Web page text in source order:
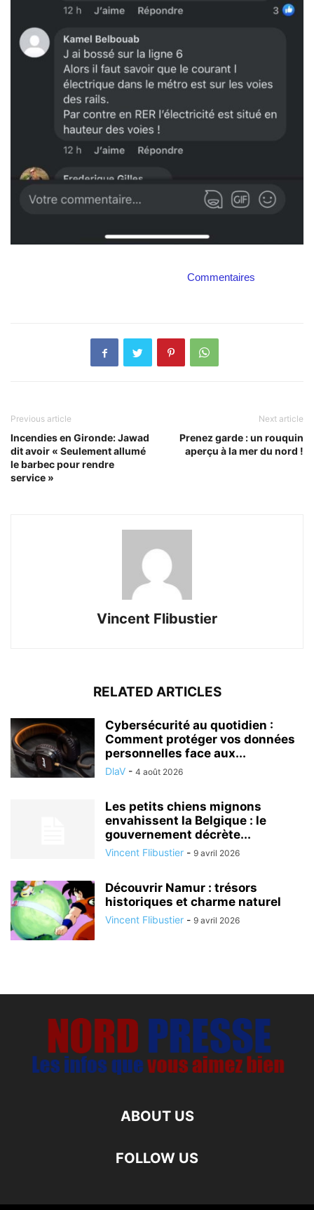
Commentaires
Previous article
Incendies en Gironde: Jawad
dit avoir « Seulement allumé
le barbec pour rendre
service »
Next article
Prenez garde : un rouquin
aperçu à la mer du nord !
Vincent Flibustier
RELATED ARTICLES
Cybersécurité au quotidien :
Comment protéger vos données
personnelles face aux...
DlaV - 4 août 2026
Les petits chiens mignons
envahissent la Belgique : le
gouvernement décrète...
Vincent Flibustier - 9 avril 2026
Découvrir Namur : trésors
historiques et charme naturel
Vincent Flibustier - 9 avril 2026
ABOUT US
FOLLOW US